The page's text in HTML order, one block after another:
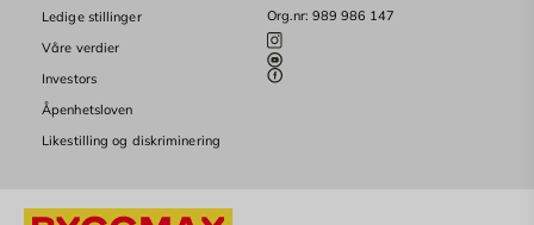
Org.nr: 989 986 147
Ledige stillinger
Våre verdier
Investors
Åpenhetsloven
Likestilling og diskriminering